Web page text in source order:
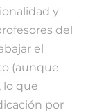
y
del
el
(aunque
lo que
por